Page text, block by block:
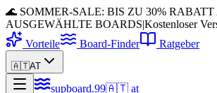
🌊 SOMMER-SALE: BIS ZU 30% RABATT
AUSGEWÄHLTE BOARDS|Kostenloser
Vorteile
Board-Finder Ratgeber
🇦🇹AT
supboard.99🇦🇹 at